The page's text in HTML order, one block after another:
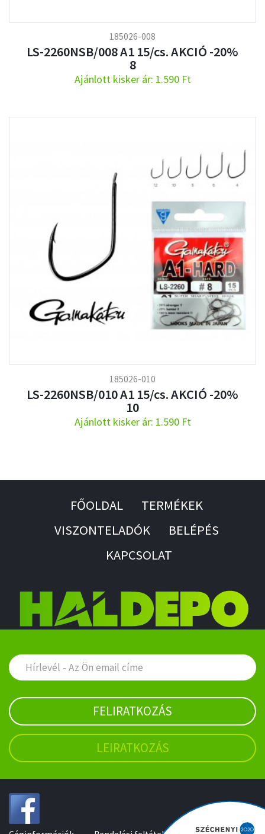
185026-008
LS-2260NSB/008 A1 15/cs. AKCIÓ -20%
8
Ajánlott kisker ár: 1.590 Ft
185026-010
LS-2260NSB/010 A1 15/cs. AKCIÓ -20%
10
Ajánlott kisker ár: 1.590 Ft
FŐOLDAL
TERMÉKEK
VISZONTELADÓK
BELÉPÉS
KAPCSOLAT
FELIRATKOZÁS
LEIRATKOZÁS